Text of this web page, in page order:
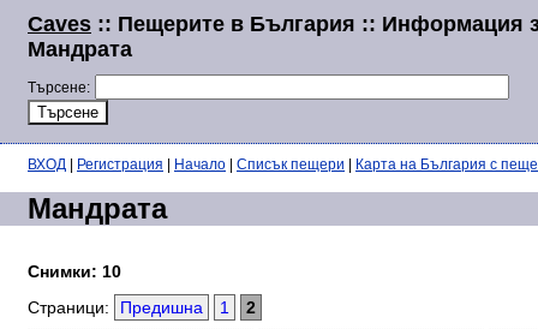
Caves :: Пещерите в България :: Информация
Мандрата
Търсене:
ВХОД Регистрация Начало Списък пещери Карта на България с
Мандрата
Снимки: 10
Страници:
Предишна 1 2